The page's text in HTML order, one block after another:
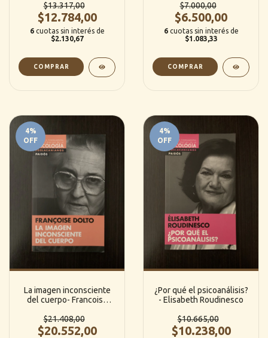
$13.317,00
$12.784,00
6 cuotas sin interés de
$2.130,67
1)
$7.000,00
$6.500,00
6 cuotas sin interés de
$1.083,33
4%
OFF
La imagen inconsciente
del cuerpo- Francoise
$21.408,00
$20.552,00
4%
OFF
¿Por qué el psicoanálisis?
- Elisabeth Roudinesco
$10.665,00
$10.238,00